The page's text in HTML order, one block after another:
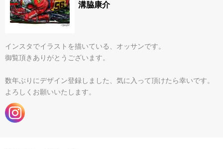
溝脇康介
インスタでイラストを描いている、オッサンです。
御覧頂きありがとうございます。
数年ぶりにデザイン登録しました、気に入って頂けたら幸いです。
よろしくお願いいたします。